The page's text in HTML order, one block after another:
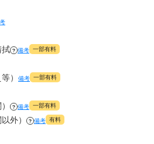
拭 ? 備考 一部有料
） 備考 一部有料
? 備考 一部有料
外） ? 備考 有料